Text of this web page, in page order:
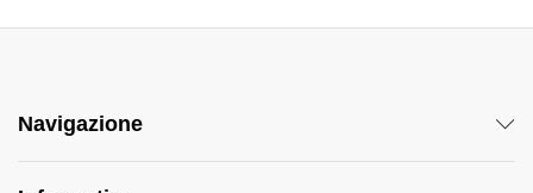
Navigazione